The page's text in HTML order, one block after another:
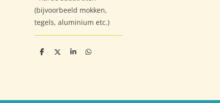
(bijvoorbeeld mokken,
tegels, aluminium etc.)
D
D
S
D